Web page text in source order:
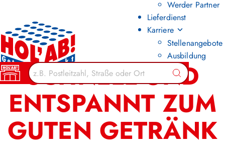
Werder Partner
Lieferdienst
Karriere
Stellenangebote
Ausbildung
Suchen
SCHNELL UND
ENTSPANNT ZUM
GUTEN GETRÄNK